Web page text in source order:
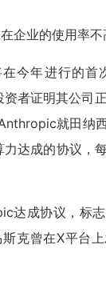
企业的使用率不
今年进行的首
者证明其公司
就田纳
达成的协议，
达成协议，标
克曾在X平台